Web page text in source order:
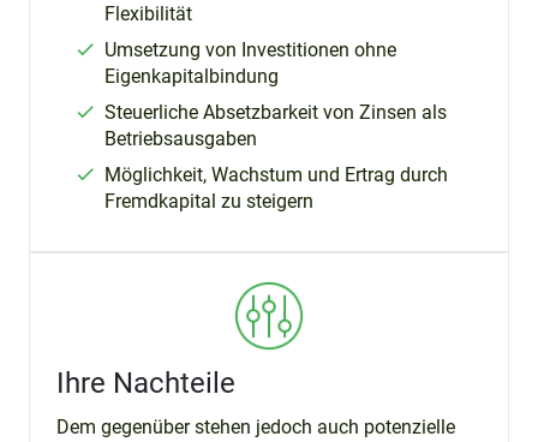
Flexibilität
Umsetzung von Investitionen ohne
Eigenkapitalbindung
Steuerliche Absetzbarkeit von Zinsen als
Betriebsausgaben
Möglichkeit, Wachstum und Ertrag durch
Fremdkapital zu steigern
Ihre Nachteile
Dem gegenüber stehen jedoch auch potenzielle